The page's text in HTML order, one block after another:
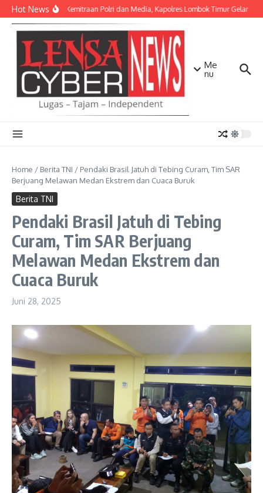
Lewati ke konten
Hot NewsPerkuat Kemitraan Polri dan Media, Kapolres Lombok Timur Gelar
Me
nu
Home / Berita TNI / Pendaki Brasil Jatuh di Tebing Curam, Tim SAR
Berjuang Melawan Medan Ekstrem dan Cuaca Buruk
Berita TNI
Pendaki Brasil Jatuh di Tebing
Curam, Tim SAR Berjuang
Melawan Medan Ekstrem dan
Cuaca Buruk
Juni 28, 2025